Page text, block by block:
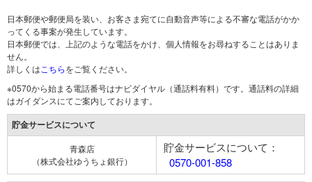
日本郵便や郵便局を装い、お客さま宛てに自動音声等による不審な電話がかか
ってくる事案が発生しています。
日本郵便では、上記のような電話をかけ、個人情報をお尋ねすることはありま
せん。
詳しくは こちらをご覧ください。
※0570から始まる電話番号はナビダイヤル（通話料有料）です。通話料の詳細
はガイダンスにてご案内しております。
貯金サービスについて
青森店
（株式会社ゆうちょ銀行）
貯金サービスについて：
0570-001-858